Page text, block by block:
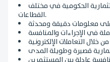
الحكومية في مختلف
القطاعات.